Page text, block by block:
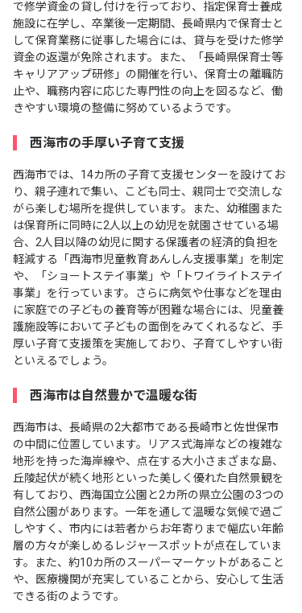
で修学資金の貸し付けを行っており、指定保育士養成
施設に在学し、卒業後一定期間、長崎県内で保育士と
して保育業務に従事した場合には、貸与を受けた修学
資金の返還が免除されます。また、「長崎県保育士等
キャリアアップ研修」の開催を行い、保育士の離職防
止や、職務内容に応じた専門性の向上を図るなど、働
きやすい環境の整備に努めているようです。
西海市の手厚い子育て支援
西海市では、14カ所の子育て支援センターを設けてお
り、親子連れで集い、こども同士、親同士で交流しな
がら楽しむ場所を提供しています。また、幼稚園また
は保育所に同時に2人以上の幼児を就園させている場
合、2人目以降の幼児に関する保護者の経済的負担を
軽減する「西海市児童教育あんしん支援事業」を制定
や、「ショートステイ事業」や「トワイライトステイ
事業」を行っています。さらに病気や仕事などを理由
に家庭での子どもの養育等が困難な場合には、児童養
護施設等において子どもの面倒をみてくれるなど、手
厚い子育て支援策を実施しており、子育てしやすい街
といえるでしょう。
西海市は自然豊かで温暖な街
西海市は、長崎県の2大都市である長崎市と佐世保市
の中間に位置しています。リアス式海岸などの複雑な
地形を持った海岸線や、点在する大小さまざまな島、
丘陵起伏が続く地形といった美しく優れた自然景観を
有しており、西海国立公園と2カ所の県立公園の3つの
自然公園があります。一年を通して温暖な気候で過ご
しやすく、市内には若者からお年寄りまで幅広い年齢
層の方々が楽しめるレジャースポットが点在していま
す。また、約10カ所のスーパーマーケットがあること
や、医療機関が充実していることから、安心して生活
できる街のようです。